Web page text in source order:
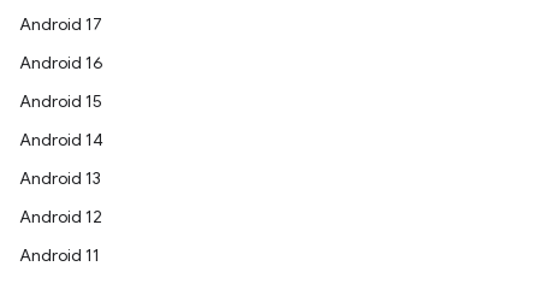
Android 17
Android 16
Android 15
Android 14
Android 13
Android 12
Android 11